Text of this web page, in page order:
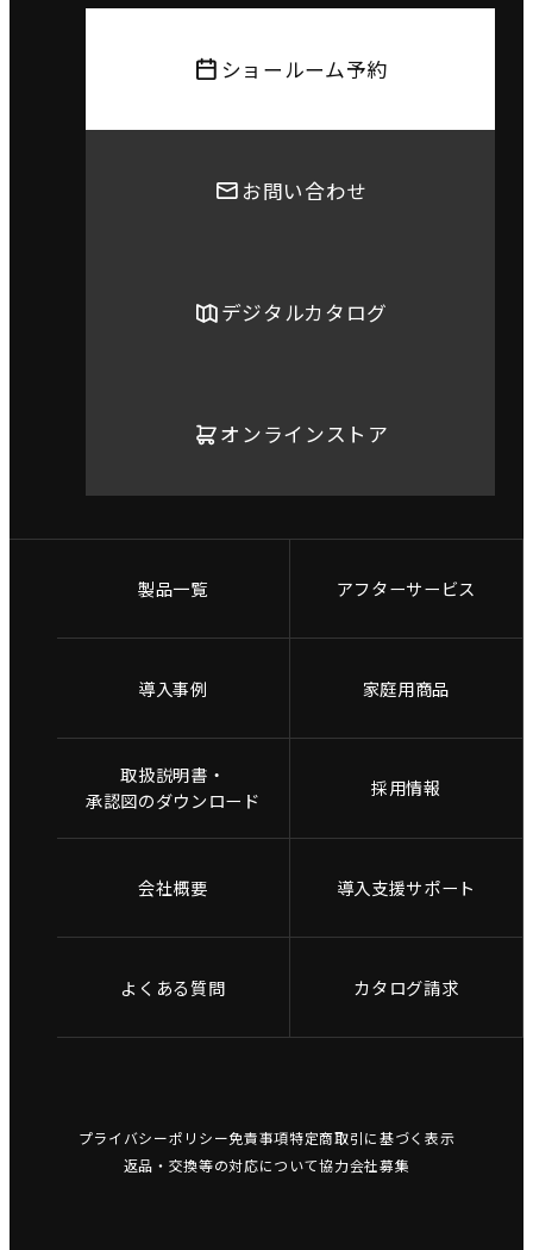
ショールーム予約
お問い合わせ
デジタルカタログ
オンラインストア
製品一覧 アフターサービス
導入事例 家庭用商品
取扱説明書・
承認図のダウンロード
採用情報
会社概要 導入支援サポート
よくある質問 カタログ請求
プライバシーポリシー免責事項特定商取引に基づく表示
返品・交換等の対応について協力会社募集